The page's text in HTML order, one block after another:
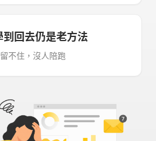
到回去仍是老方法
不住，沒人陪跑